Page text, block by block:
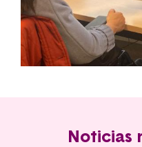
Noticias